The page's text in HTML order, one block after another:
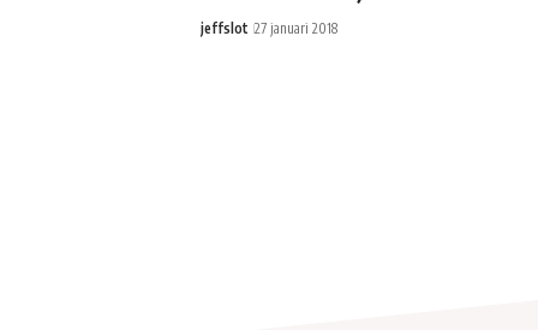
jeffslot 27 januari 2018